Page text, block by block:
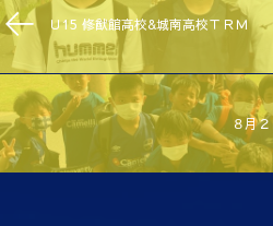
Ｕ15 修猷館高校&城南高校ＴＲＭ
８月